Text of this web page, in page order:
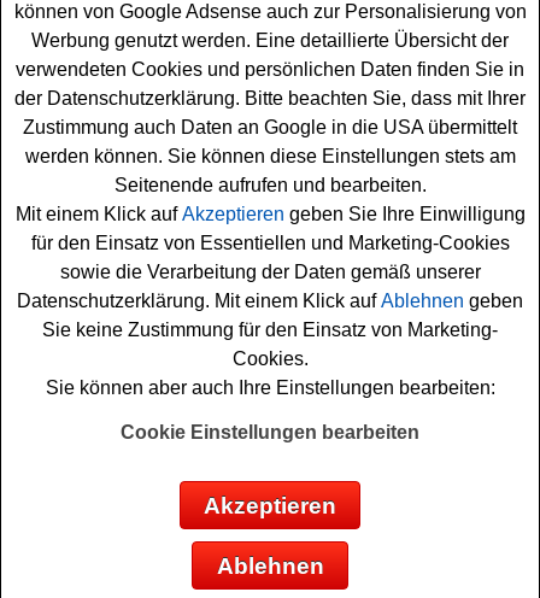
Wer gern einen tollenReisegutschein gewinnenmöchte,
sollte bei diesem kostenlosen Holidayland Gewinnspiel
mitmachen. Holidayland verlost einen Reisegutschein
von alltours im Wert von 500 Euro - und mit etwas Glück
können Sie diesenReise Gutschein gewinnen. Falls Sie
an der Verlosung teilnehmen möchten, müssen Sie kurz
die Lösung der Preisfrage herausfinden. Danach können
Sie das Formular ausfüllen. Denn nur so können Sie sich
Ihre Gewinnchance sichern. Viel Glück bei der
Verlosung!
Holidayland verlost einen 500 Euro
Reisegutschein
Anzeige:
können von Google Adsense auch zur Personalisierung von
Werbung genutzt werden. Eine detaillierte Übersicht der
verwendeten Cookies und persönlichen Daten finden Sie in
der Datenschutzerklärung. Bitte beachten Sie, dass mit Ihrer
Zustimmung auch Daten an Google in die USA übermittelt
werden können. Sie können diese Einstellungen stets am
Seitenende aufrufen und bearbeiten.
Mit einem Klick aufAkzeptieren geben Sie Ihre Einwilligung
für den Einsatz von Essentiellen und Marketing-Cookies
sowie die Verarbeitung der Daten gemäß unserer
Datenschutzerklärung. Mit einem Klick aufAblehnen geben
Sie keine Zustimmung für den Einsatz von Marketing-
Cookies.
Sie können aber auch Ihre Einstellungen bearbeiten:
Cookie Einstellungen bearbeiten
Akzeptieren
Ablehnen